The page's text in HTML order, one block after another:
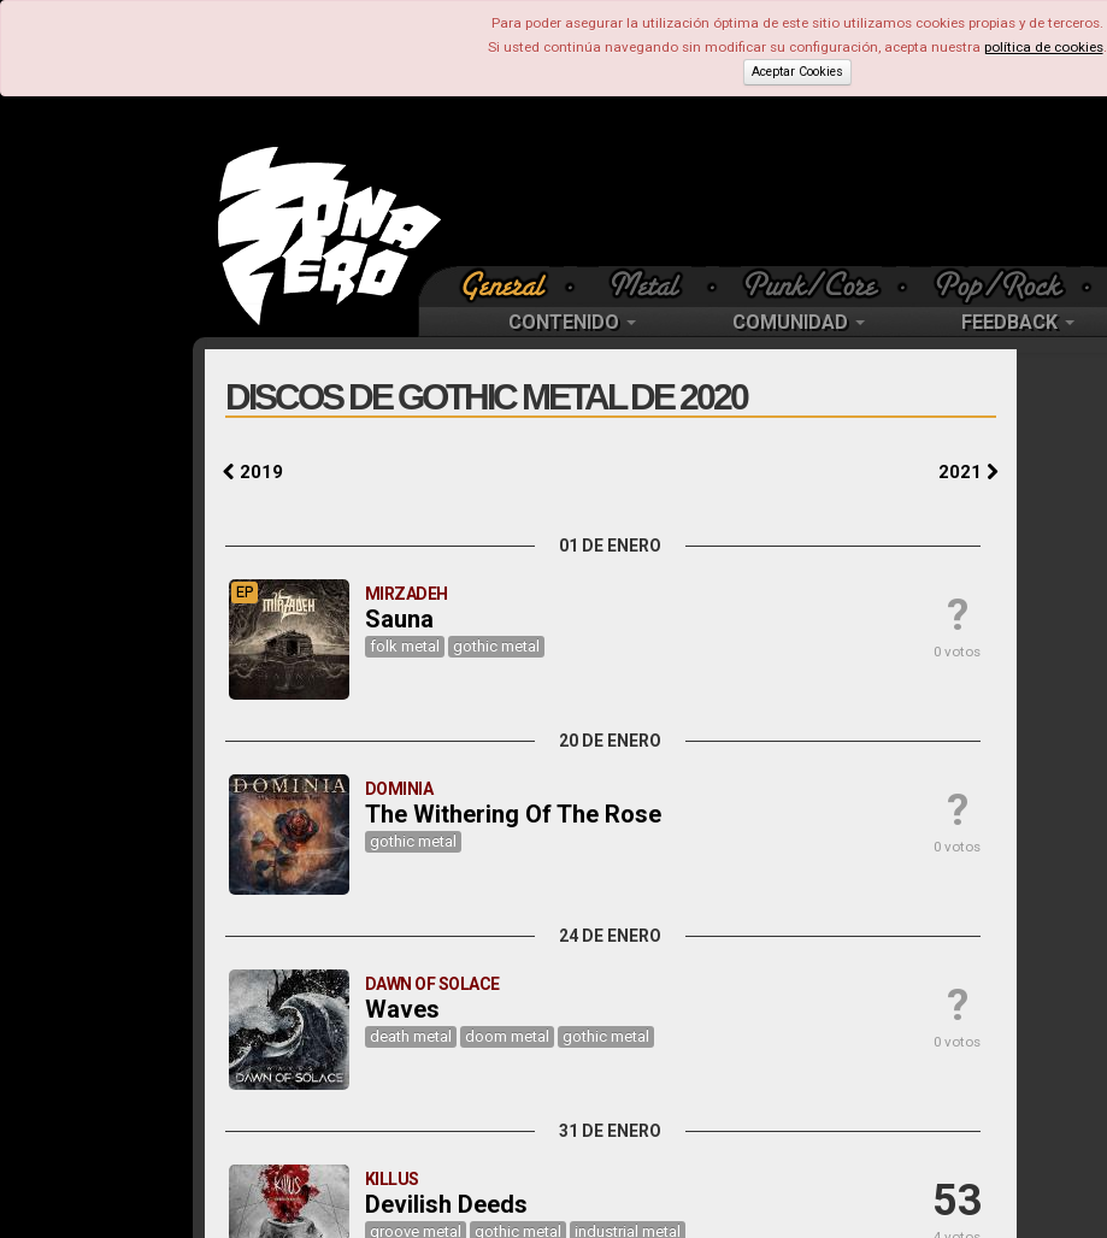
Para poder asegurar la utilización óptima de este sitio utilizamos cookies propias y de terceros.
Si usted continúa navegando sin modificar su configuración, acepta nuestra política de cookies.
Aceptar Cookies
CONTENIDO COMUNIDAD FEEDBACK
DISCOS DE GOTHIC METAL DE 2020
2019 2021
01 DE ENERO
?
0 votos
EP MIRZADEH
Sauna
folk metal gothic metal
20 DE ENERO
?
0 votos
DOMINIA
The Withering Of The Rose
gothic metal
24 DE ENERO
?
0 votos
DAWN OF SOLACE
Waves
death metal doom metal gothic metal
31 DE ENERO
53
KILLUS
Devilish Deeds
groove metal gothic metal industrial metal